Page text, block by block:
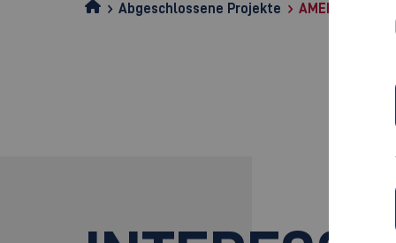
Abgeschlossene Projekte AMEISE - Phase